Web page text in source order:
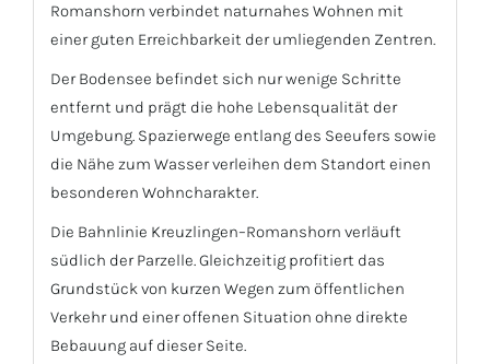
Romanshorn verbindet naturnahes Wohnen mit
einer guten Erreichbarkeit der umliegenden Zentren.
Der Bodensee befindet sich nur wenige Schritte
entfernt und prägt die hohe Lebensqualität der
Umgebung. Spazierwege entlang des Seeufers sowie
die Nähe zum Wasser verleihen dem Standort einen
besonderen Wohncharakter.
Die Bahnlinie Kreuzlingen–Romanshorn verläuft
südlich der Parzelle. Gleichzeitig profitiert das
Grundstück von kurzen Wegen zum öffentlichen
Verkehr und einer offenen Situation ohne direkte
Bebauung auf dieser Seite.